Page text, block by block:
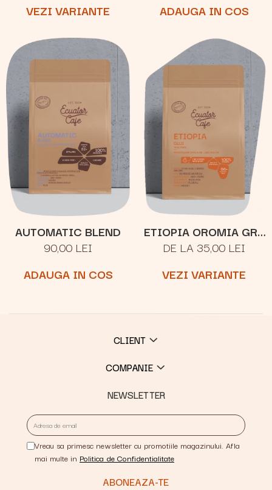
VEZI VARIANTE
ADAUGA IN COS
AUTOMATIC BLEND
90,00 LEI
ADAUGA IN COS
ETIOPIA OROMIA GR.1
NATURAL
DE LA 35,00 LEI
VEZI VARIANTE
CLIENT
COMPANIE
NEWSLETTER
Vreau sa primesc newsletter cu promotiile magazinului. Afla
mai multe in Politica de Confidentialitate